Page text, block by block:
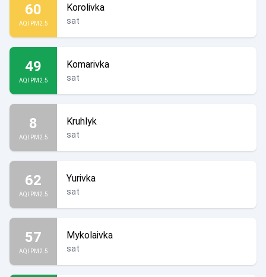
60
AQI PM2.5
Korolivka
sat
49
AQI PM2.5
Komarivka
sat
8
AQI PM2.5
Kruhlyk
sat
62
AQI PM2.5
Yurivka
sat
57
AQI PM2.5
Mykolaivka
sat